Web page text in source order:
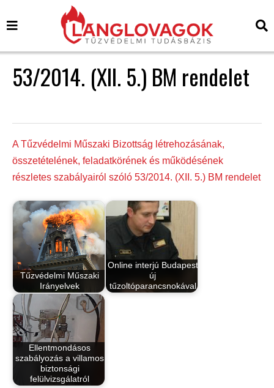
53/2014. (XII. 5.) BM rendelet
A Tűzvédelmi Műszaki Bizottság létrehozásának,
összetételének, feladatkörének és működésének
részletes szabályairól szóló 53/2014. (XII. 5.) BM rendelet
Tűzvédelmi Műszaki
Irányelvek
Online interjú Budapest
új
tűzoltóparancsnokával
Ellentmondásos
szabályozás a villamos
biztonsági
felülvizsgálatról